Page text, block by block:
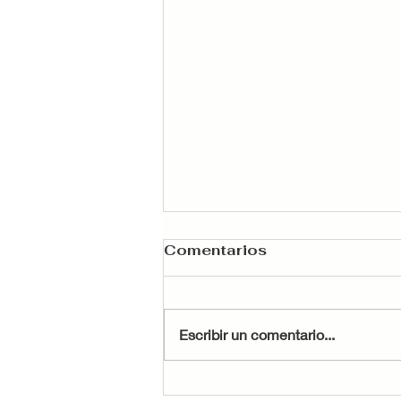
Comentarios
Escribir un comentario...